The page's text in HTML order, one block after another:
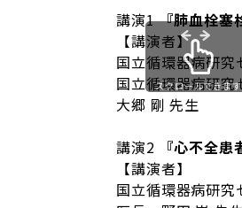
講演1『肺血栓塞
【講演者】
国立循環器病研
国立循環器病研
大郷 剛 先生
講演2
『心不全
【講演者】
国立循環器病研
スクロールできます